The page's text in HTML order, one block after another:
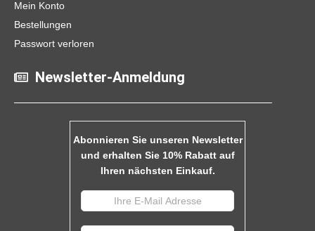
Mein Konto
Bestellungen
Passwort verloren
Newsletter-Anmeldung
Abonnieren Sie unseren Newsletter
und erhalten Sie 10% Rabatt auf
Ihren nächsten Einkauf.